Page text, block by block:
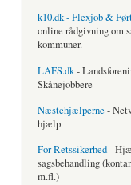
k10.dk - Flexjob &
online rådgivning om
kommuner.
LAFS.dk-
Skånejobbere
Næstehjælperne -
hjælp
For Retssikerhed-
sagsbehandling
m.fl.)